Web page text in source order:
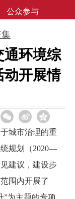
公众参与
集
通环境综
动开展情
城市治理的重
规划（2020—
建议，建设步
围内开展了
”为主题的专项